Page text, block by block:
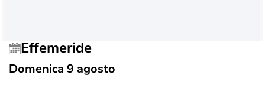
Effemeride
Domenica 9 agosto